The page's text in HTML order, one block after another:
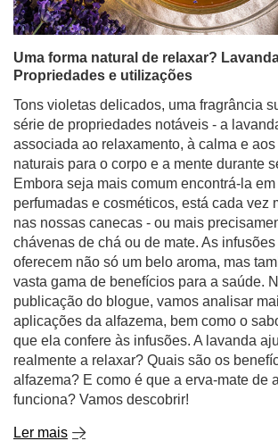
Uma forma natural de relaxar?
Propriedades e utilizações
Tons violetas delicados, uma fragrância
série de propriedades notáveis - a
associada ao relaxamento, à calma e
naturais para o corpo e a mente durante
Embora seja mais comum encontrá-la
perfumadas e cosméticos, está cada vez
nas nossas canecas - ou mais
chávenas de chá ou de mate. As
oferecem não só um belo aroma, mas
vasta gama de benefícios para a saúde.
publicação do blogue, vamos analisar
aplicações da alfazema, bem como o
que ela confere às infusões. A lavanda
realmente a relaxar? Quais são os
alfazema? E como é que a erva-mate de
funciona? Vamos descobrir!
Ler mais